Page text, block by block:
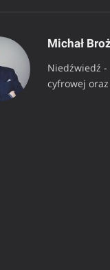
Michał
Niedźwiedź
cyfrowej